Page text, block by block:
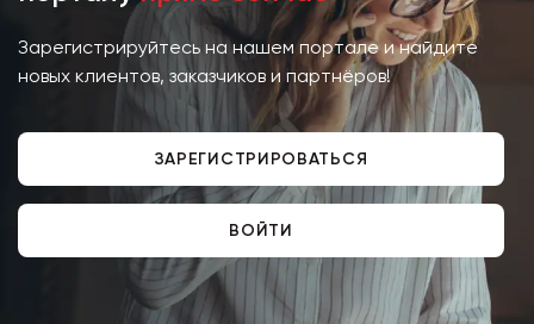
Зарегистрируйтесь на нашем портале и найдите
новых клиентов, заказчиков и партнёров!
ЗАРЕГИСТРИРОВАТЬСЯ
ВОЙТИ